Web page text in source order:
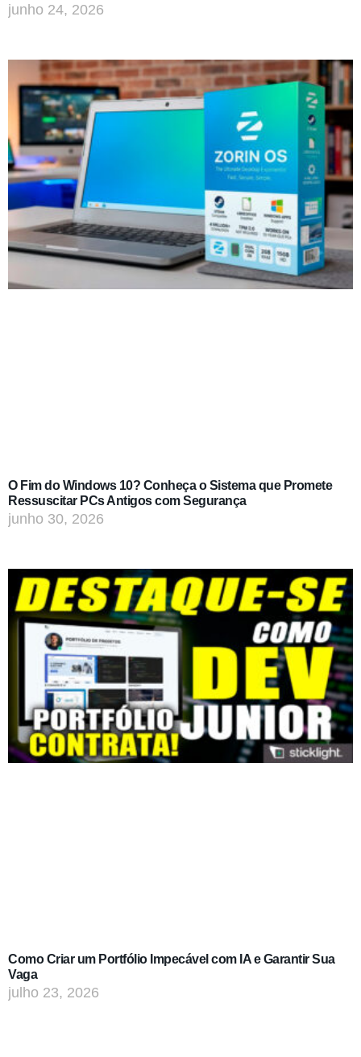
junho 24, 2026
O Fim do Windows 10? Conheça o Sistema que Promete
Ressuscitar PCs Antigos com Segurança
junho 30, 2026
Como Criar um Portfólio Impecável com IA e Garantir Sua
Vaga
julho 23, 2026